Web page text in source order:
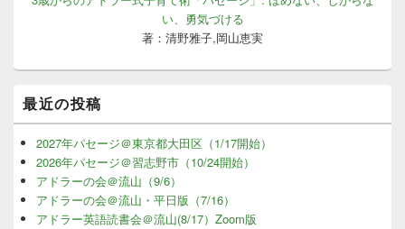
い、勇気づける
著：清野雅子,岡山恵実
最近の投稿
2027年パセージ＠東京都大田区（1/17開始）
2026年パセージ＠習志野市（10/24開始）
アドラーの会＠流山（9/6）
アドラーの会＠流山・平日版（7/16）
アドラー英語読書会＠流山(8/17）Zoom版